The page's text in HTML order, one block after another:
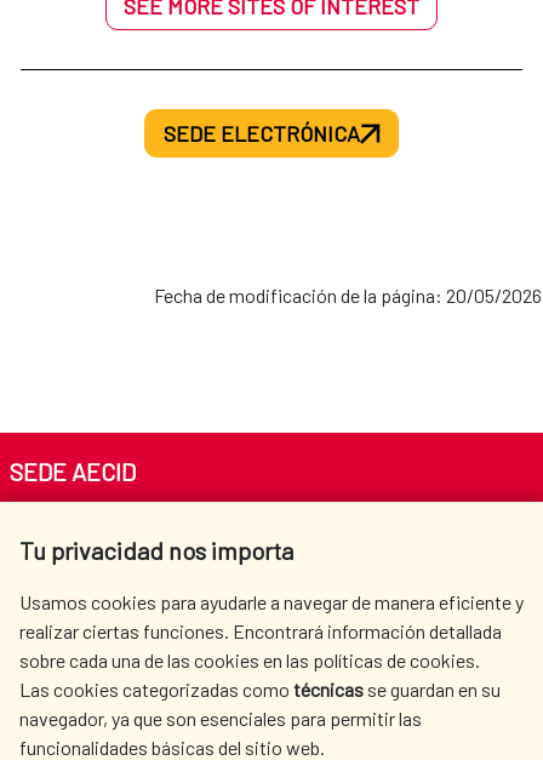
SEE MORE SITES OF INTEREST
SEDE ELECTRÓNICA
Fecha de modificación de la página: 20/05/2026
Tu privacidad nos importa
Usamos cookies para ayudarle a navegar de manera eficiente y
realizar ciertas funciones. Encontrará información detallada
sobre cada una de las cookies en las políticas de cookies.
Las cookies categorizadas como técnicas se guardan en su
navegador, ya que son esenciales para permitir las
funcionalidades básicas del sitio web.
SEDE AECID
Tel. +34 900 20 30 54​​​​​​​
AECID
WHERE DO WE COOPERATE?
SPANISH HUMANITARIAN
ACTION
PRESS ROOM